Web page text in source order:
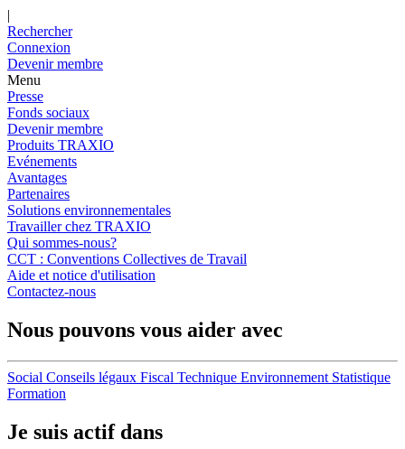
|
Rechercher
Connexion
Devenir membre
Menu
Presse
Fonds sociaux
Devenir membre
Produits TRAXIO
Evénements
Avantages
Partenaires
Solutions environnementales
Travailler chez TRAXIO
Qui sommes-nous?
CCT : Conventions Collectives de Travail
Aide et notice d'utilisation
Contactez-nous
Nous pouvons vous aider avec
Social Conseils légaux Fiscal Technique Environnement Statistique
Formation
Je suis actif dans